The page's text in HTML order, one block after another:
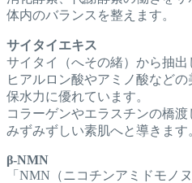
体内のバランスを整えます。
サイタイエキス
サイタイ（へその緒）から抽出
ヒアルロン酸やアミノ酸などの
保水力に優れています。
コラーゲンやエラスチンの橋渡
みずみずしい素肌へと導きます
β-NMN
「NMN（ニコチンアミドモノ